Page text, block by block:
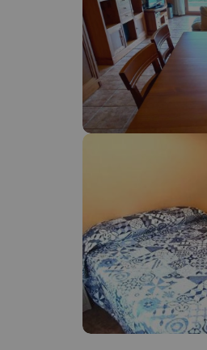
Ops, non
Sembra che il